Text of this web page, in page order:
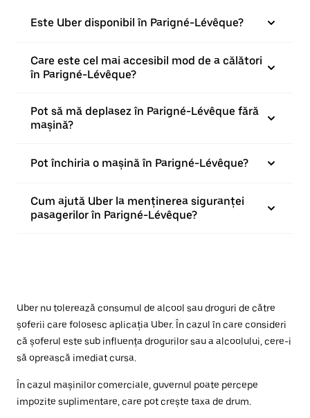
Este Uber disponibil în Parigné-Lévêque?
Care este cel mai accesibil mod de a călători
în Parigné-Lévêque?
Pot să mă deplasez în Parigné-Lévêque fără
mașină?
Pot închiria o mașină în Parigné-Lévêque?
Cum ajută Uber la menținerea siguranței
pasagerilor în Parigné-Lévêque?
Uber nu tolerează consumul de alcool sau droguri de către
șoferii care folosesc aplicația Uber. În cazul în care consideri
că șoferul este sub influența drogurilor sau a alcoolului, cere-i
să oprească imediat cursa.
În cazul mașinilor comerciale, guvernul poate percepe
impozite suplimentare, care pot crește taxa de drum.